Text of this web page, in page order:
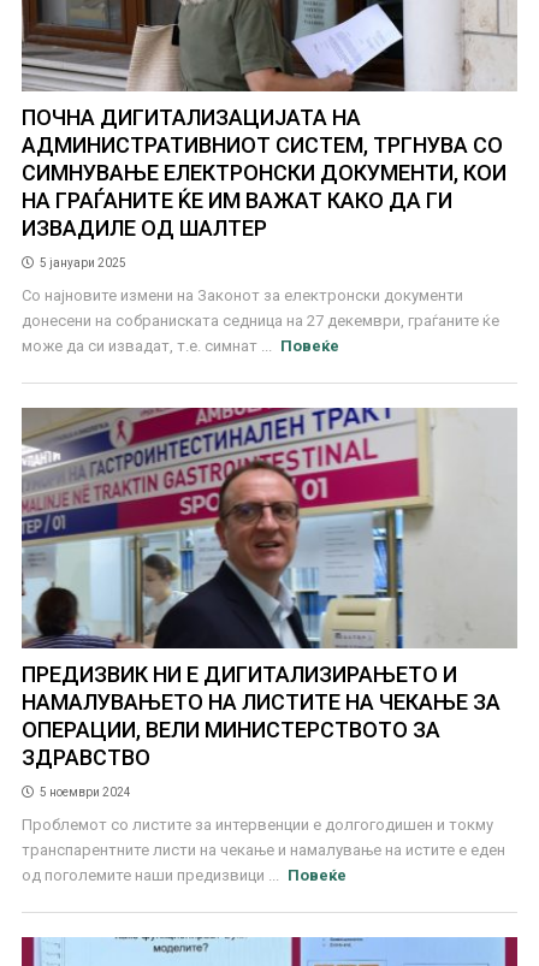
ПОЧНА ДИГИТАЛИЗАЦИЈАТА НА
АДМИНИСТРАТИВНИОТ СИСТЕМ, ТРГНУВА СО
СИМНУВАЊЕ ЕЛЕКТРОНСКИ ДОКУМЕНТИ, КОИ
НА ГРАЃАНИТЕ ЌЕ ИМ ВАЖАТ КАКО ДА ГИ
ИЗВАДИЛЕ ОД ШАЛТЕР
5 јануари 2025
Со најновите измени на Законот за електронски документи
донесени на собраниската седница на 27 декември, граѓаните ќе
може да си извадат, т.е. симнат ...
Повеќе
ПРЕДИЗВИК НИ Е ДИГИТАЛИЗИРАЊЕТО И
НАМАЛУВАЊЕТО НА ЛИСТИТЕ НА ЧЕКАЊЕ ЗА
ОПЕРАЦИИ, ВЕЛИ МИНИСТЕРСТВОТО ЗА
ЗДРАВСТВО
5 ноември 2024
Проблемот со листите за интервенции е долгогодишен и токму
транспарентните листи на чекање и намалување на истите е еден
од поголемите наши предизвици ...
Повеќе